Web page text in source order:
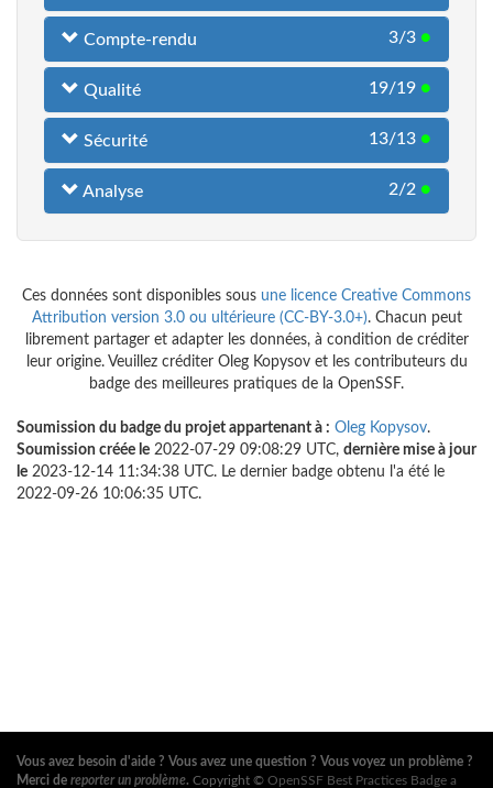
Compte-rendu 3/3 ●
Qualité 19/19 ●
Sécurité 13/13 ●
Analyse 2/2 ●
Ces données sont disponibles sous une licence Creative Commons
Attribution version 3.0 ou ultérieure (CC-BY-3.0+). Chacun peut
librement partager et adapter les données, à condition de créditer
leur origine. Veuillez créditer Oleg Kopysov et les contributeurs du
badge des meilleures pratiques de la OpenSSF.
Soumission du badge du projet appartenant à : Oleg Kopysov.
Soumission créée le 2022-07-29 09:08:29 UTC, dernière mise à jour
le 2023-12-14 11:34:38 UTC. Le dernier badge obtenu l'a été le
2022-09-26 10:06:35 UTC.
Vous avez besoin d'aide ? Vous avez une question ? Vous voyez un problème ?
Merci de reporter un problème. Copyright © OpenSSF Best Practices Badge a